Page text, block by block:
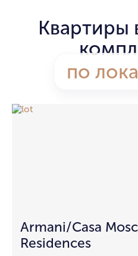
Квартиры
по
Armani/Casa
Residences